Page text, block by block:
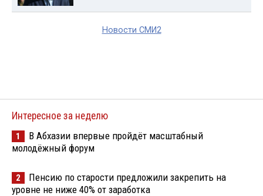
Новости СМИ2
Интересное за неделю
1
В Абхазии впервые пройдёт масштабный
молодёжный форум
2
Пенсию по старости предложили закрепить на
уровне не ниже 40% от заработка